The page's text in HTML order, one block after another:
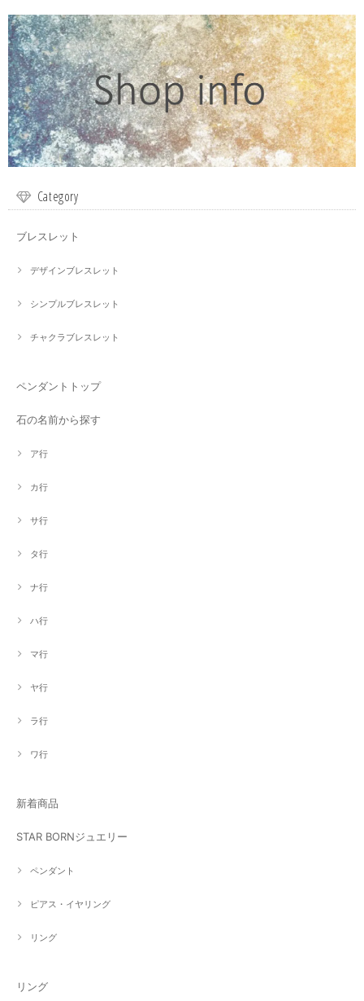
Category
ブレスレット
デザインブレスレット
シンプルブレスレット
チャクラブレスレット
ペンダントトップ
石の名前から探す
ア行
カ行
サ行
タ行
ナ行
ハ行
マ行
ヤ行
ラ行
ワ行
新着商品
STAR BORNジュエリー
ペンダント
ピアス・イヤリング
リング
リング